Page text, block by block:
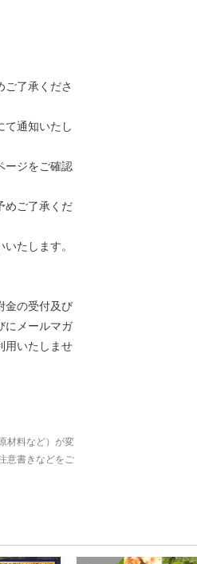
ご了承くださ
て通知いたし
ージをご確認
めご了承くだ
たします。
金の受付及び
にメールマガ
用いたしませ
材料など）が変
意書きなどをご